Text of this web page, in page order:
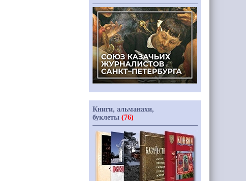
Книги, альманахи,
буклеты (76)